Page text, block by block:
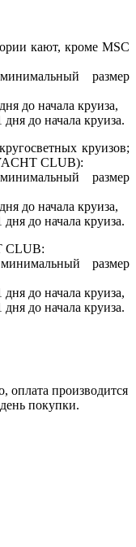
кают, кроме MSC
размер
до начала круиза,
до начала круиза.
круизов;
CLUB):
размер
до начала круиза,
до начала круиза.
CLUB:
размер
до начала круиза,
до начала круиза.
оплата производится
покупки.